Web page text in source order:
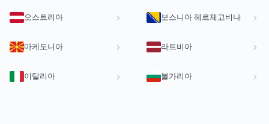
오스트리아 보스니아 헤르체고비나
마케도니아 라트비아
이탈리아 불가리아